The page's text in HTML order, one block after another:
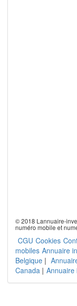
© 2018 Lannuaire-
numéro mobile et
CGU Cookies
mobiles Annuaire
Belgique |
Canada | Annuaire